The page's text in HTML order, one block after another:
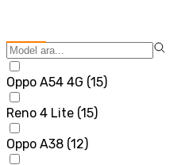
Oppo A54 4G (15)
Reno 4 Lite (15)
Oppo A38 (12)